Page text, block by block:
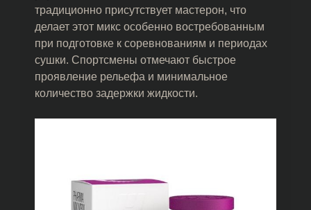
традиционно присутствует мастерон, что
делает этот микс особенно востребованным
при подготовке к соревнованиям и периодах
сушки. Спортсмены отмечают быстрое
проявление рельефа и минимальное
количество задержки жидкости.